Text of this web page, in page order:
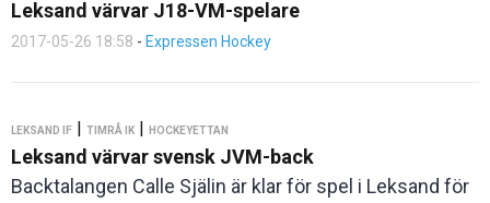
Leksand värvar J18-VM-spelare
2017-05-26 18:58 - Expressen Hockey
LEKSAND IF | TIMRÅ IK | HOCKEYETTAN
Leksand värvar svensk JVM-back
Backtalangen Calle Själin är klar för spel i Leksand för